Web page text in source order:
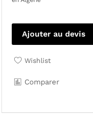
Ajouter au devis
Wishlist
Comparer